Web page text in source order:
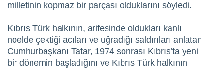
milletinin kopmaz bir parçası olduklarını söyledi.
Kıbrıs Türk halkının, arifesinde oldukları kanlı
noelde çektiği acıları ve uğradığı saldırıları anlatan
Cumhurbaşkanı Tatar, 1974 sonrası Kıbrıs’ta yeni
bir dönemin başladığını ve Kıbrıs Türk halkının